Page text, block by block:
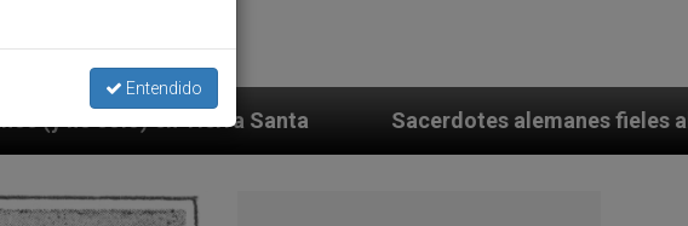
Sacerdotes alemanes fieles al Papa contestan a su propio
Entendido